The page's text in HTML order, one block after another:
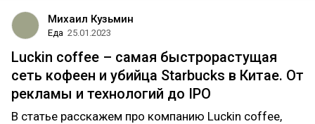
Михаил Кузьмин
Еда 25.01.2023
Luckin coffee – самая быстрорастущая
сеть кофеен и убийца Starbucks в Китае. От
рекламы и технологий до IPO
В статье расскажем про компанию Luckin coffee,